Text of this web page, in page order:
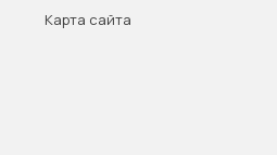
Карта сайта